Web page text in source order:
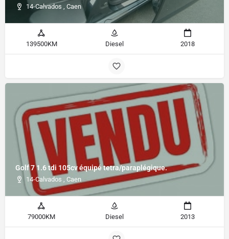
14-Calvados , Caen
139500KM Diesel 2018
Golf 7 1.6 tdi 105cv équipé tetra/paraplégique.
14-Calvados , Caen
79000KM Diesel 2013